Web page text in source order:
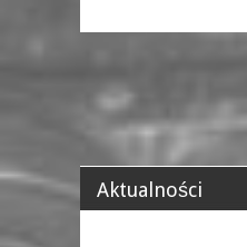
Aktualności